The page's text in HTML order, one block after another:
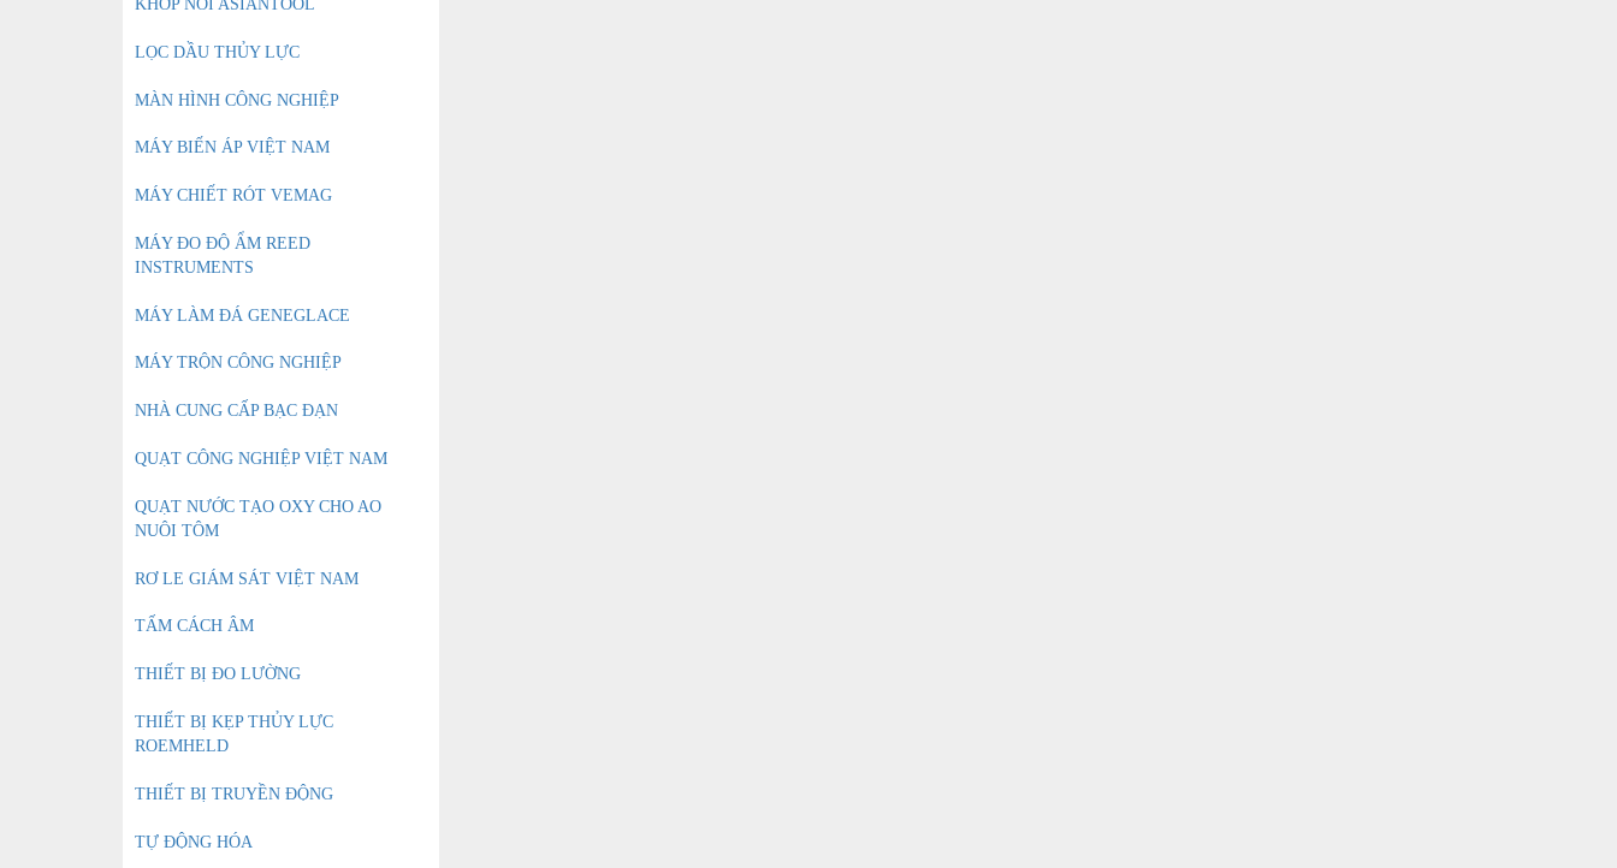
KHỚP NỐI ASIANTOOL
LỌC DẦU THỦY LỰC
MÀN HÌNH CÔNG NGHIỆP
MÁY BIẾN ÁP VIỆT NAM
MÁY CHIẾT RÓT VEMAG
MÁY ĐO ĐỘ ẨM REED
INSTRUMENTS
MÁY LÀM ĐÁ GENEGLACE
MÁY TRỘN CÔNG NGHIỆP
NHÀ CUNG CẤP BẠC ĐẠN
QUẠT CÔNG NGHIỆP VIỆT NAM
QUẠT NƯỚC TẠO OXY CHO AO
NUÔI TÔM
RƠ LE GIÁM SÁT VIỆT NAM
TẤM CÁCH ÂM
THIẾT BỊ ĐO LƯỜNG
THIẾT BỊ KẸP THỦY LỰC
ROEMHELD
THIẾT BỊ TRUYỀN ĐỘNG
TỰ ĐỘNG HÓA